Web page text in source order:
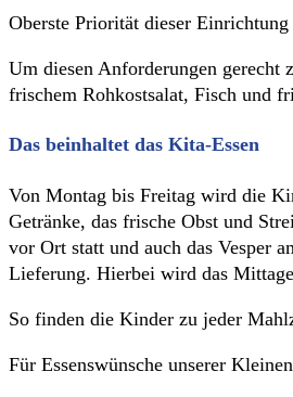
Oberste Priorität dieser
Um diesen Anforderungen gerecht
frischem Rohkostsalat, Fisch und
Das beinhaltet das Kita-Essen
Von Montag bis Freitag wird die
Getränke, das frische Obst und
vor Ort statt und auch das Vesper
Lieferung. Hierbei wird das
So finden die Kinder zu jeder
Für Essenswünsche unserer